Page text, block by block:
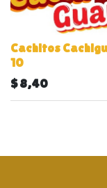
Cachitos
10
$8,40